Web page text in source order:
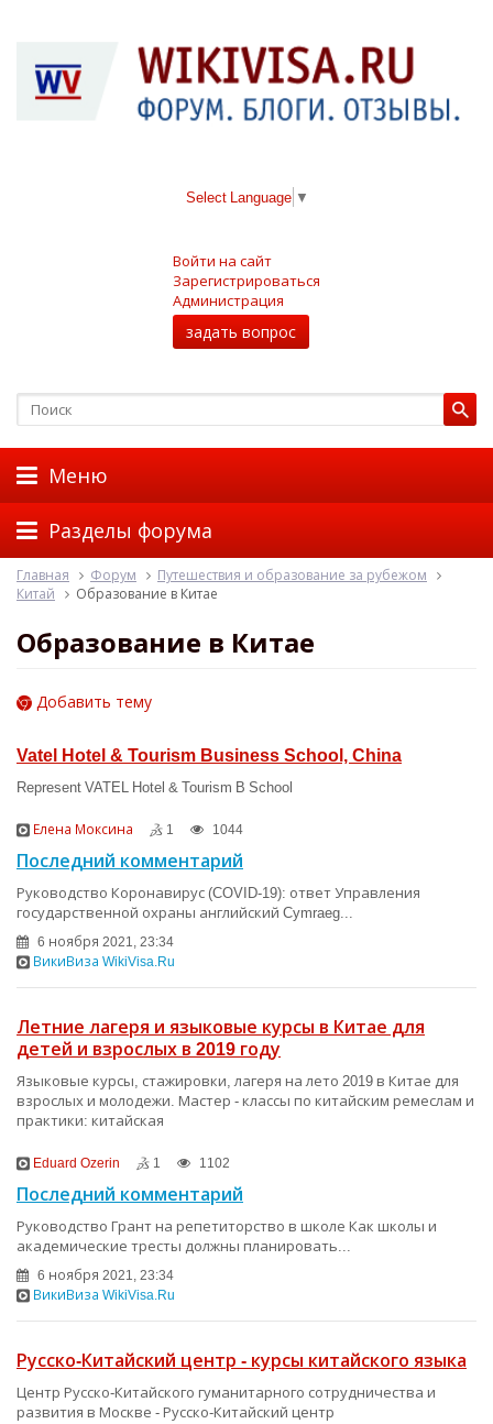
Select Language ▼
Войти на сайт
Зарегистрироваться
Администрация
задать вопрос
Меню
Разделы форума
Главная Форум
Путешествия и образование за рубежом
Китай
Образование в Китае
Образование в Китае
Добавить тему
Vatel Hotel & Tourism Business School, China
Represent VATEL Hotel & Tourism B School
Елена Моксина 1 1044
Последний комментарий
Руководство Коронавирус (COVID-19): ответ Управления
государственной охраны английский Cymraeg...
6 ноября 2021, 23:34
ВикиВиза WikiVisa.Ru
Летние лагеря и языковые курсы в Китае для
детей и взрослых в 2019 году
Языковые курсы, стажировки, лагеря на лето 2019 в Китае для
взрослых и молодежи. Мастер - классы по китайским ремеслам и
практики: китайская
Eduard Ozerin 1 1102
Последний комментарий
Руководство Грант на репетиторство в школе Как школы и
академические тресты должны планировать...
6 ноября 2021, 23:34
ВикиВиза WikiVisa.Ru
Русско-Китайский центр - курсы китайского языка
Центр Русско-Китайского гуманитарного сотрудничества и
развития в Москве - Русско-Китайский центр